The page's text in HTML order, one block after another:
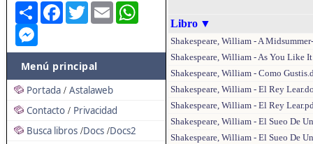
Share FacebookTwitterEmail
Menú principal
Portada / Astalaweb
Contacto / Privacidad
Busca libros /Docs /Docs2
Libro ▼
Shakespeare, William - A
Shakespeare, William - As You Like
Shakespeare, William - Como
Shakespeare, William - El Rey
Shakespeare, William - El Rey
Shakespeare, William - El Sueo De
Shakespeare, William - El Sueo De